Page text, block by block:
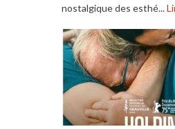
nostalgique des esthé...